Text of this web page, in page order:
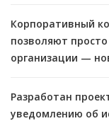
Корпоративный
позволяют
организации —
Разработан
уведомлению об